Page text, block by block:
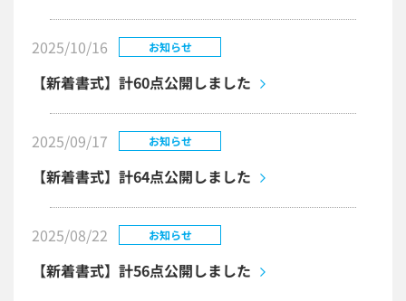
2025/10/16 お知らせ
【新着書式】計60点公開しました
2025/09/17 お知らせ
【新着書式】計64点公開しました
2025/08/22 お知らせ
【新着書式】計56点公開しました